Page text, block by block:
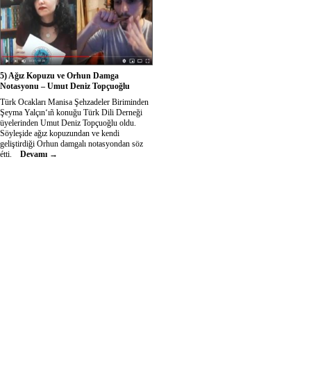
5) Ağız Kopuzu ve Orhun Damga
Notasyonu – Umut Deniz Topçuoğlu
Türk Ocakları Manisa Şehzadeler Biriminden
Şeyma Yalçın‘ıñ konuğu Türk Dili Derneği
üyelerinden Umut Deniz Topçuoğlu oldu.
Söyleşide ağız kopuzundan ve kendi
geliştirdiği Orhun damgalı notasyondan söz
étti. Devamı →